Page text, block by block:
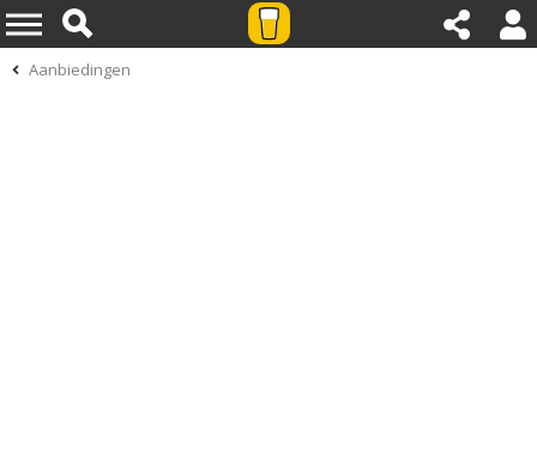
Aanbiedingen